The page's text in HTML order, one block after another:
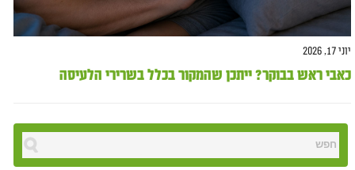
יוני 17, 2026
כאבי ראש בבוקר? ייתכן שהמקור בכלל בשרירי הלעיסה